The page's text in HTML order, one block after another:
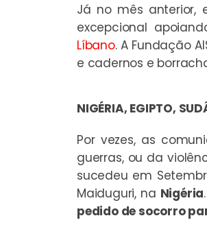
Já no mês anterior,
excepcional
Líbano. A Fundação
e cadernos e
NIGÉRIA, EGIPTO,
Por vezes, as
guerras, ou da
sucedeu em
Maiduguri, na Nigéria
pedido de socorro